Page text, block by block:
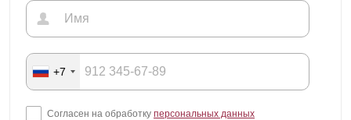
+7
Согласен на обработку персональных данных